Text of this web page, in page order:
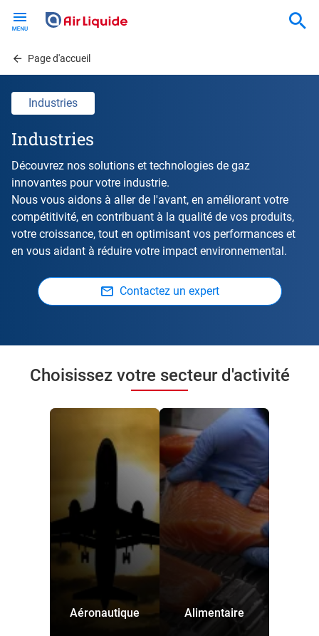
contentPage d'accueil
Industries
Industries
Découvrez nos solutions et technologies de gaz
innovantes pour votre industrie.
Nous vous aidons à aller de l'avant, en améliorant votre
compétitivité, en contribuant à la qualité de vos produits,
votre croissance, tout en optimisant vos performances et
en vous aidant à réduire votre impact environnemental.
Contactez un expert
Choisissez votre secteur d'activité
Aéronautique Alimentaire